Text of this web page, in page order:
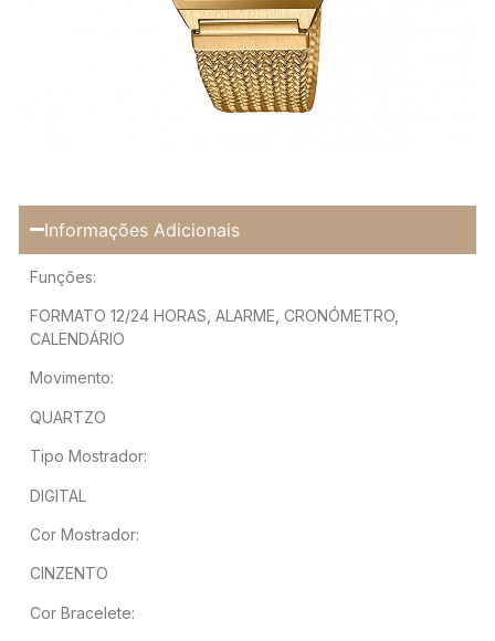
Informações Adicionais
Funções:
FORMATO 12/24 HORAS, ALARME, CRONÓMETRO,
CALENDÁRIO
Movimento:
QUARTZO
Tipo Mostrador:
DIGITAL
Cor Mostrador:
CINZENTO
Cor Bracelete: